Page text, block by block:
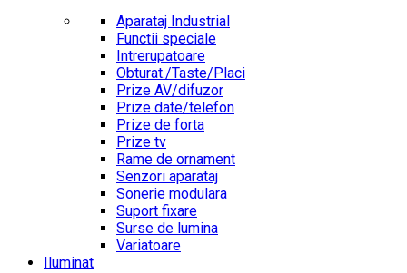
Aparataj Industrial
Functii speciale
Intrerupatoare
Obturat./Taste/Placi
Prize AV/difuzor
Prize date/telefon
Prize de forta
Prize tv
Rame de ornament
Senzori aparataj
Sonerie modulara
Suport fixare
Surse de lumina
Variatoare
Iluminat